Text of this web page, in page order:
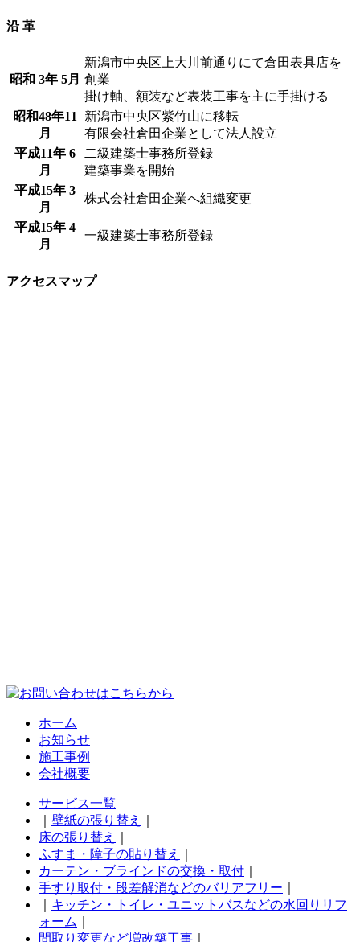
沿 革
昭和 3年 5月
新潟市中央区上大川前通りにて倉田表具店を
創業
掛け軸、額装など表装工事を主に手掛ける
昭和48年11
月
新潟市中央区紫竹山に移転
有限会社倉田企業として法人設立
平成11年 6
月
二級建築士事務所登録
建築事業を開始
平成15年 3
月
株式会社倉田企業へ組織変更
平成15年 4
月
一級建築士事務所登録
アクセスマップ
ホーム
お知らせ
施工事例
会社概要
サービス一覧
壁紙の張り替え
床の張り替え
ふすま・障子の貼り替え
カーテン・ブラインドの交換・取付
手すり取付・段差解消などのバリアフリー
キッチン・トイレ・ユニットバスなどの水回りリフ
ォーム
間取り変更など増改築工事